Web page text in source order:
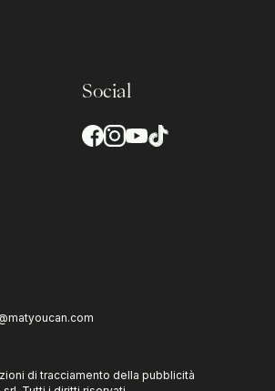
Social
di tracciamento della pubblicità